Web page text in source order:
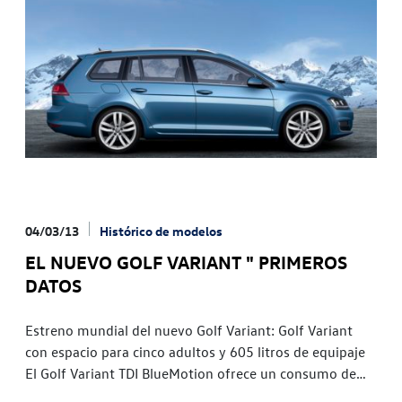
04/03/13 Histórico de modelos
EL NUEVO GOLF VARIANT " PRIMEROS
DATOS
Estreno mundial del nuevo Golf Variant: Golf Variant
con espacio para cinco adultos y 605 litros de equipaje
El Golf Variant TDI BlueMotion ofrece un consumo de